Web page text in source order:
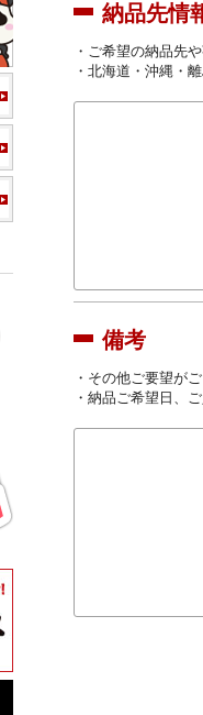
納品先情
・ご希望の納品先
・北海道・沖縄・
備考
・その他ご要望が
・納品ご希望日、